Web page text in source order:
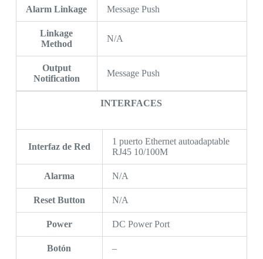
Alarm Linkage Message Push
Linkage
Method
N/A
Output
Notification
Message Push
INTERFACES
Interfaz de Red
1 puerto Ethernet autoadaptable
RJ45 10/100M
Alarma N/A
Reset Button N/A
Power DC Power Port
Botón –